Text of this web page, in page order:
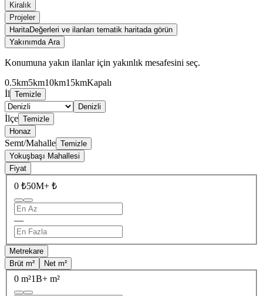
Kiralık
Projeler
HaritaDeğerleri ve ilanları tematik haritada görün
Yakınımda Ara
Konumuna yakın ilanlar için yakınlık mesafesini seç.
0.5km5km10km15kmKapalı
İl Temizle
Denizli
İlçe Temizle
Honaz
Semt/Mahalle Temizle
Yokuşbaşı Mahallesi
Fiyat
0 ₺50M+ ₺
—
Metrekare
Brüt m²
Net m²
0 m²1B+ m²